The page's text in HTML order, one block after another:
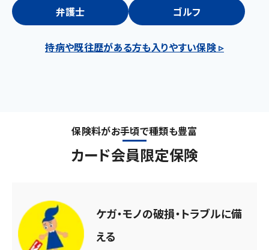
弁護士
ゴルフ
持病や既往歴がある方も入りやすい保険 ▹
保険料がお手頃で種類も豊富
カード会員限定保険
ケガ・モノの破損・トラブルに備
える